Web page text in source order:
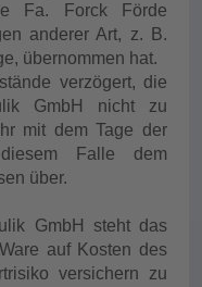
Fa. Forck Förde
anderer Art, z. B.
übernommen hat.
verzögert, die
GmbH nicht zu
mit dem Tage der
Falle dem
über.
GmbH steht das
auf Kosten des
versichern zu